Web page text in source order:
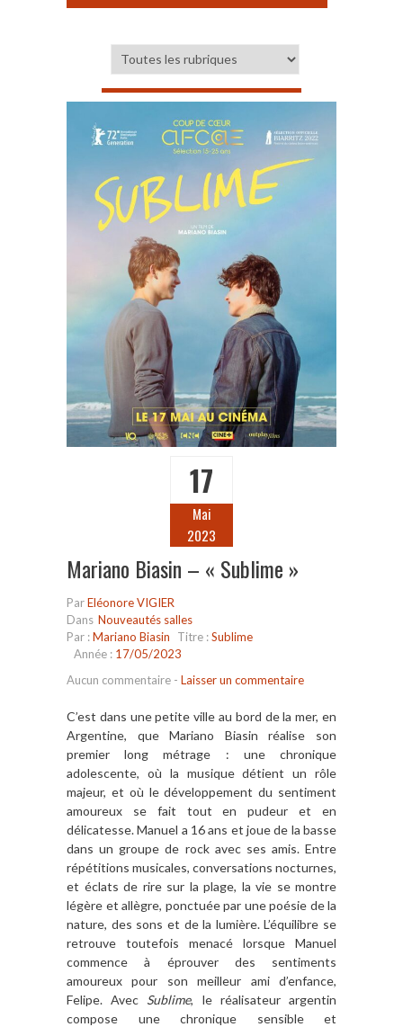
17
Mai
2023
Mariano Biasin – « Sublime »
ParEléonore VIGIER
Dans Nouveautés salles
Par :Mariano Biasin Titre :Sublime
Année : 17/05/2023
Aucun commentaire - Laisser un commentaire
C’est dans une petite ville au bord de la mer, en
Argentine, que Mariano Biasin réalise son
premier long métrage : une chronique
adolescente, où la musique détient un rôle
majeur, et où le développement du sentiment
amoureux se fait tout en pudeur et en
délicatesse. Manuel a 16 ans et joue de la basse
dans un groupe de rock avec ses amis. Entre
répétitions musicales, conversations nocturnes,
et éclats de rire sur la plage, la vie se montre
légère et allègre, ponctuée par une poésie de la
nature, des sons et de la lumière. L’équilibre se
retrouve toutefois menacé lorsque Manuel
commence à éprouver des sentiments
amoureux pour son meilleur ami d’enfance,
Felipe. Avec Sublime, le réalisateur argentin
compose une chronique sensible et